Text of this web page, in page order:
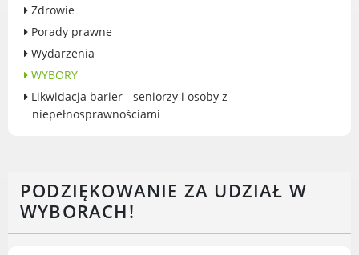
Przemysłowej
Śladami historii Lubonia
Kultura
Komenda Straży Miejskiej Miasta
LOSiR
Serwisy mapowe
Informator Miasta Luboń
PODZIĘKOWANIE ZA UDZIAŁ W
WYBORACH!
Zdrowie
Porady prawne
Wydarzenia
WYBORY
Likwidacja barier - seniorzy i osoby z
niepełnosprawnościami